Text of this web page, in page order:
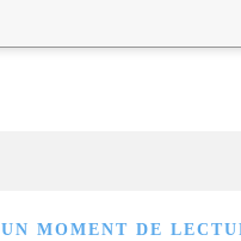
UN MOMENT DE